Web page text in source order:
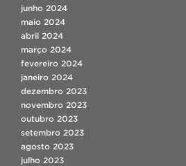
junho 2024
maio 2024
abril 2024
março 2024
fevereiro 2024
janeiro 2024
dezembro 2023
novembro 2023
outubro 2023
setembro 2023
agosto 2023
julho 2023